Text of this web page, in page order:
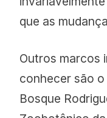
que as
Outros marcos
conhecer são o
Bosque